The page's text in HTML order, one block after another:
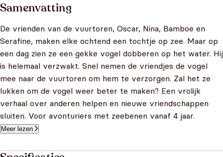
Samenvatting
De vrienden van de vuurtoren, Oscar, Nina, Bamboe en
Serafine, maken elke ochtend een tochtje op zee. Maar op
een dag zien ze een gekke vogel dobberen op het water. Hij
is helemaal verzwakt. Snel nemen de vriendjes de vogel
mee naar de vuurtoren om hem te verzorgen. Zal het ze
lukken om de vogel weer beter te maken? Een vrolijk
verhaal over anderen helpen en nieuwe vriendschappen
sluiten. Voor avonturiers met zeebenen vanaf 4 jaar.
Meer lezen